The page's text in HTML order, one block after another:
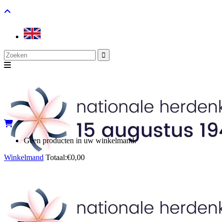
Search
for:
Geen producten in uw winkelmand.
Winkelmand Totaal:€0,00